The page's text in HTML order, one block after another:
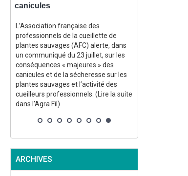
canicules
L’Association française des
professionnels de la cueillette de
plantes sauvages (AFC) alerte, dans
un communiqué du 23 juillet, sur les
conséquences « majeures » des
canicules et de la sécheresse sur les
plantes sauvages et l’activité des
cueilleurs professionnels. (Lire la suite
dans l'Agra Fil)
ARCHIVES